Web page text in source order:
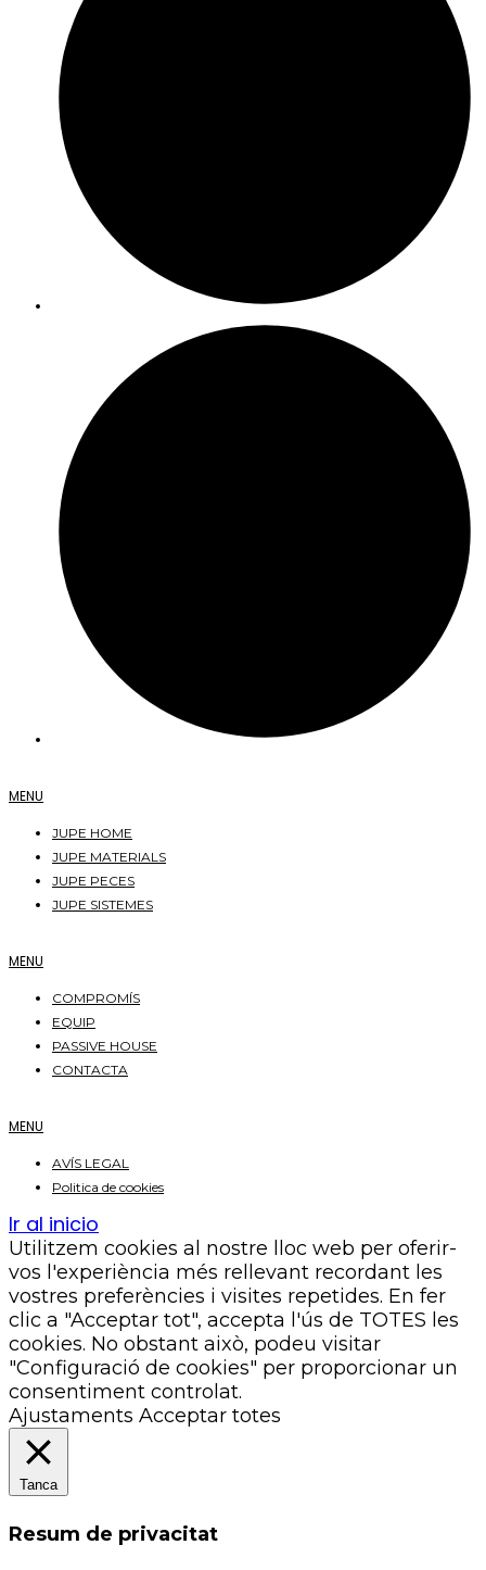
MENU
JUPE HOME
JUPE MATERIALS
JUPE PECES
JUPE SISTEMES
MENU
COMPROMÍS
EQUIP
PASSIVE HOUSE
CONTACTA
MENU
AVÍS LEGAL
Politica de cookies
Ir al inicio
Utilitzem cookies al nostre lloc web per oferir-
vos l'experiència més rellevant recordant les
vostres preferències i visites repetides. En fer
clic a "Acceptar tot", accepta l'ús de TOTES les
cookies. No obstant això, podeu visitar
"Configuració de cookies" per proporcionar un
consentiment controlat.
Ajustaments Acceptar totes
Tanca
Resum de privacitat